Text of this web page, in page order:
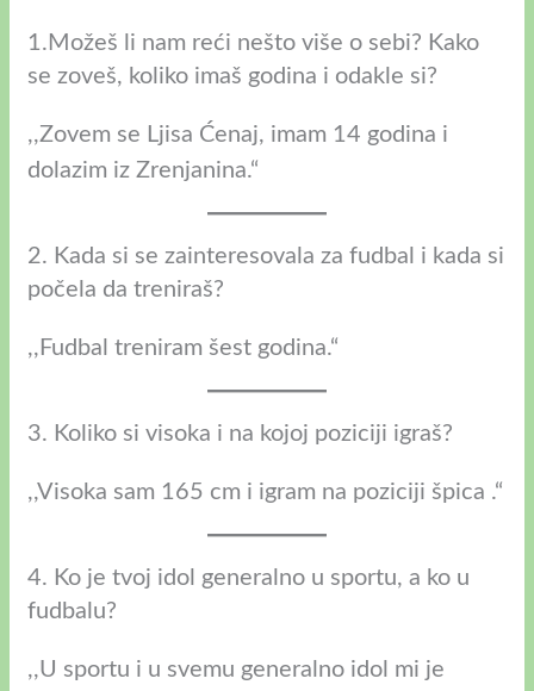
1.Možeš li nam reći nešto više o sebi? Kako
se zoveš, koliko imaš godina i odakle si?
,,Zovem se Ljisa Ćenaj, imam 14 godina i
dolazim iz Zrenjanina.“
2. Kada si se zainteresovala za fudbal i kada si
počela da treniraš?
,,Fudbal treniram šest godina.“
3. Koliko si visoka i na kojoj poziciji igraš?
,,Visoka sam 165 cm i igram na poziciji špica .“
4. Ko je tvoj idol generalno u sportu, a ko u
fudbalu?
,,U sportu i u svemu generalno idol mi je